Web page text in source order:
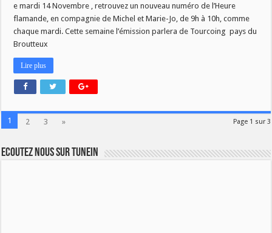
Flamande
mardi
on
parle
e mardi 14 Novembre , retrouvez un nouveau numéro de l’Heure
flamande, en compagnie de Michel et Marie-Jo, de 9h à 10h, comme
chaque mardi. Cette semaine l’émission parlera de Tourcoing pays du
Broutteux
Lire plus
Page 1 sur 3
1 2 3 »
Ecoutez nous sur TuneIn